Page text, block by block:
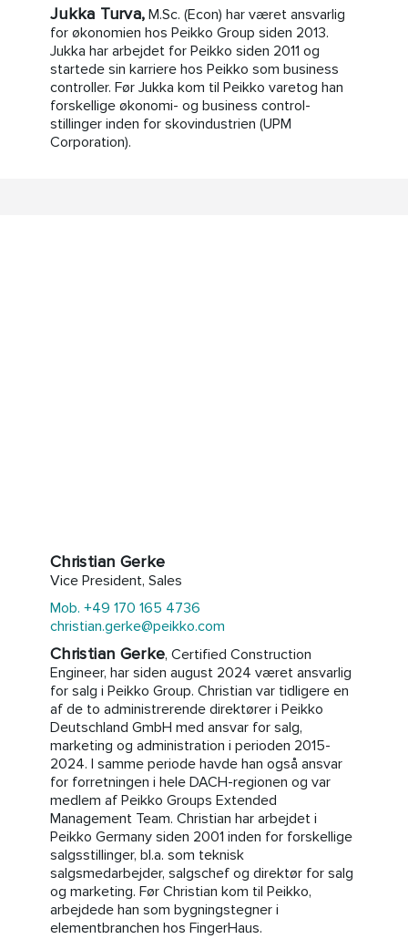
Jukka Turva, M.Sc. (Econ) har været ansvarlig
for økonomien hos Peikko Group siden 2013.
Jukka har arbejdet for Peikko siden 2011 og
startede sin karriere hos Peikko som business
controller. Før Jukka kom til Peikko varetog han
forskellige økonomi- og business control-
stillinger inden for skovindustrien (UPM
Corporation).
Christian Gerke
Vice President, Sales
Mob. +49 170 165 4736
christian.gerke@peikko.com
Christian Gerke, Certified Construction
Engineer, har siden august 2024 været ansvarlig
for salg i Peikko Group. Christian var tidligere en
af de to administrerende direktører i Peikko
Deutschland GmbH med ansvar for salg,
marketing og administration i perioden 2015-
2024. I samme periode havde han også ansvar
for forretningen i hele DACH-regionen og var
medlem af Peikko Groups Extended
Management Team. Christian har arbejdet i
Peikko Germany siden 2001 inden for forskellige
salgsstillinger, bl.a. som teknisk
salgsmedarbejder, salgschef og direktør for salg
og marketing. Før Christian kom til Peikko,
arbejdede han som bygningstegner i
elementbranchen hos FingerHaus.